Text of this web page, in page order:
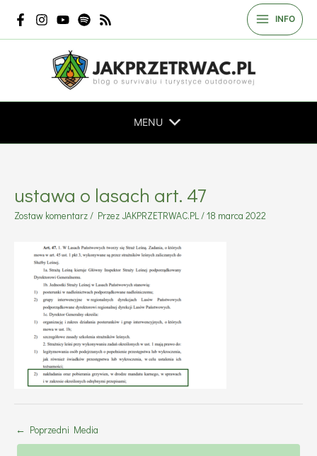
treści
INFO
MENU
ustawa o lasach art. 47
Zostaw komentarz/ PrzezJAKPRZETRWAC.PL/18 marca 2022
← Poprzedni Media